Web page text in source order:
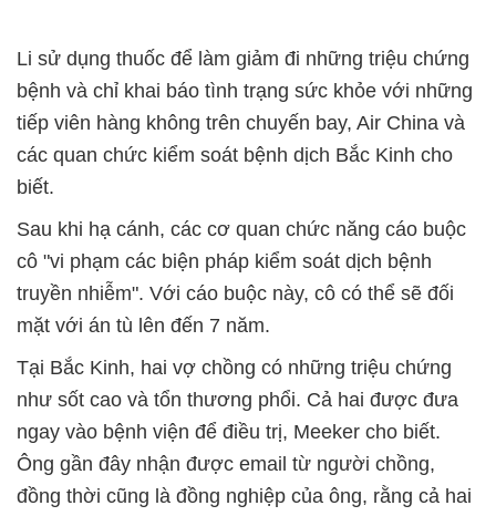
Li sử dụng thuốc để làm giảm đi những triệu chứng
bệnh và chỉ khai báo tình trạng sức khỏe với những
tiếp viên hàng không trên chuyến bay, Air China và
các quan chức kiểm soát bệnh dịch Bắc Kinh cho
biết.
Sau khi hạ cánh, các cơ quan chức năng cáo buộc
cô "vi phạm các biện pháp kiểm soát dịch bệnh
truyền nhiễm". Với cáo buộc này, cô có thể sẽ đối
mặt với án tù lên đến 7 năm.
Tại Bắc Kinh, hai vợ chồng có những triệu chứng
như sốt cao và tổn thương phổi. Cả hai được đưa
ngay vào bệnh viện để điều trị, Meeker cho biết.
Ông gần đây nhận được email từ người chồng,
đồng thời cũng là đồng nghiệp của ông, rằng cả hai